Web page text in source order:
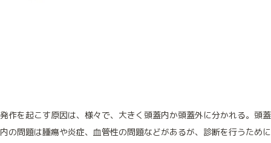
発作を起こす原因は、様々で、大きく頭蓋内か頭蓋外に分かれる。頭蓋
内の問題は腫瘍や炎症、血管性の問題などがあるが、診断を行うために